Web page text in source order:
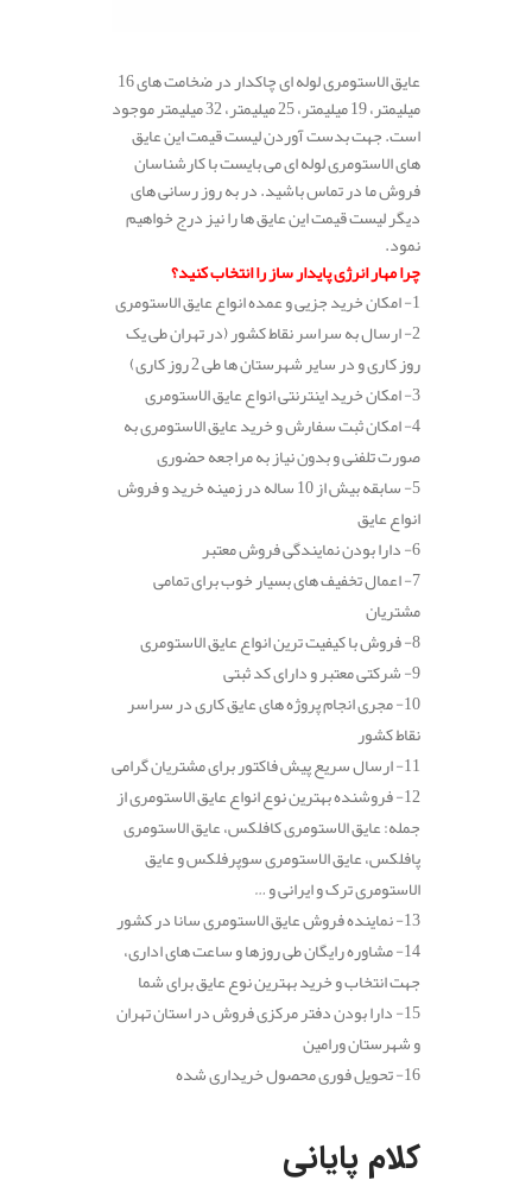
عایق الاستومری لوله ای چاکدار در ضخامت های 16
میلیمتر، 19 میلیمتر، 25 میلیمتر، 32 میلیمتر موجود
است. جهت بدست آوردن لیست قیمت این عایق
های الاستومری لوله ای می بایست با کارشناسان
فروش ما در تماس باشید. در به روز رسانی های
دیگر لیست قیمت این عایق ها را نیز درج خواهیم
نمود.
چرا مهار انرژی پایدار ساز را انتخاب کنید؟
1- امکان خرید جزیی و عمده انواع عایق الاستومری
2- ارسال به سراسر نقاط کشور (در تهران طی یک
روز کاری و در سایر شهرستان ها طی 2 روز کاری)
3- امکان خرید اینترنتی انواع عایق الاستومری
4- امکان ثبت سفارش و خرید عایق الاستومری به
صورت تلفنی و بدون نیاز به مراجعه حضوری
5- سابقه بیش از 10 ساله در زمینه خرید و فروش
انواع عایق
6- دارا بودن نمایندگی فروش معتبر
7- اعمال تخفیف های بسیار خوب برای تمامی
مشتریان
8- فروش با کیفیت ترین انواع عایق الاستومری
9- شرکتی معتبر و دارای کد ثبتی
10- مجری انجام پروژه های عایق کاری در سراسر
نقاط کشور
11- ارسال سریع پیش فاکتور برای مشتریان گرامی
12- فروشنده بهترین نوع انواع عایق الاستومری از
جمله: عایق الاستومری کافلکس، عایق الاستومری
پافلکس، عایق الاستومری سوپرفلکس و عایق
الاستومری ترک و ایرانی و …
13- نماینده فروش عایق الاستومری سانا در کشور
14- مشاوره رایگان طی روزها و ساعت های اداری،
جهت انتخاب و خرید بهترین نوع عایق برای شما
15- دارا بودن دفتر مرکزی فروش در استان تهران
و شهرستان ورامین
16- تحویل فوری محصول خریداری شده
کلام پایانی